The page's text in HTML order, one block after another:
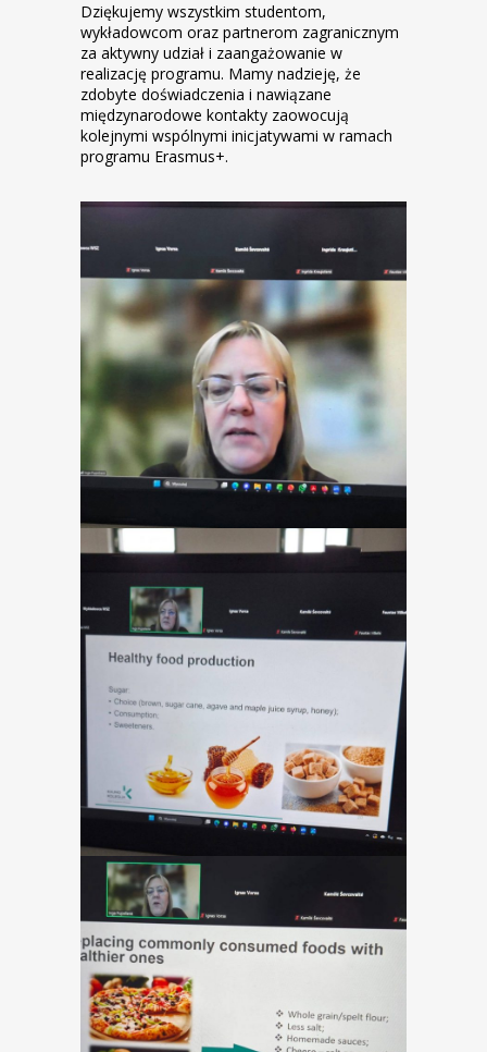
Dziękujemy wszystkim studentom,
wykładowcom oraz partnerom zagranicznym
za aktywny udział i zaangażowanie w
realizację programu. Mamy nadzieję, że
zdobyte doświadczenia i nawiązane
międzynarodowe kontakty zaowocują
kolejnymi wspólnymi inicjatywami w ramach
programu Erasmus+.